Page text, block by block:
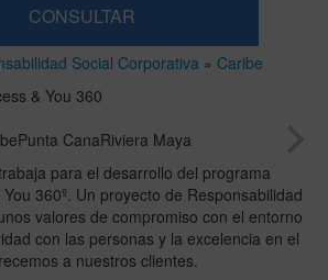
CONSULTAR
Social Corporativa » Caribe
& You 360
Punta CanaRiviera Maya
para el desarrollo del programa
360º. Un proyecto de Responsabilidad
valores de compromiso con el entorno
con las personas y la excelencia en el
a nuestros clientes.